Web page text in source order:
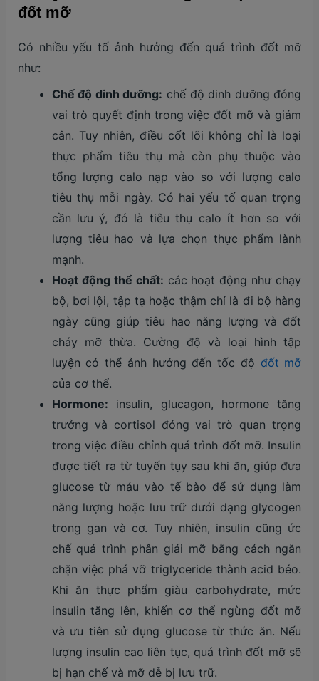
đốt mỡ
Có nhiều yếu tố ảnh hưởng đến quá trình đốt mỡ
như:
Chế độ dinh dưỡng: chế độ dinh dưỡng đóng
vai trò quyết định trong việc đốt mỡ và giảm
cân. Tuy nhiên, điều cốt lõi không chỉ là loại
thực phẩm tiêu thụ mà còn phụ thuộc vào
tổng lượng calo nạp vào so với lượng calo
tiêu thụ mỗi ngày. Có hai yếu tố quan trọng
cần lưu ý, đó là tiêu thụ calo ít hơn so với
lượng tiêu hao và lựa chọn thực phẩm lành
mạnh.
Hoạt động thể chất: các hoạt động như chạy
bộ, bơi lội, tập tạ hoặc thậm chí là đi bộ hàng
ngày cũng giúp tiêu hao năng lượng và đốt
cháy mỡ thừa. Cường độ và loại hình tập
luyện có thể ảnh hưởng đến tốc độ đốt mỡ
của cơ thể.
Hormone: insulin, glucagon, hormone tăng
trưởng và cortisol đóng vai trò quan trọng
trong việc điều chỉnh quá trình đốt mỡ. Insulin
được tiết ra từ tuyến tụy sau khi ăn, giúp đưa
glucose từ máu vào tế bào để sử dụng làm
năng lượng hoặc lưu trữ dưới dạng glycogen
trong gan và cơ. Tuy nhiên, insulin cũng ức
chế quá trình phân giải mỡ bằng cách ngăn
chặn việc phá vỡ triglyceride thành acid béo.
Khi ăn thực phẩm giàu carbohydrate, mức
insulin tăng lên, khiến cơ thể ngừng đốt mỡ
và ưu tiên sử dụng glucose từ thức ăn. Nếu
lượng insulin cao liên tục, quá trình đốt mỡ sẽ
bị hạn chế và mỡ dễ bị lưu trữ.